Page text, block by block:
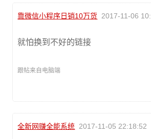
靠微信小程序日销10万货 2017-11-06
就怕换到不好的链接
跟帖来自电脑端
全新网赚全能系统 2017-11-05 22:18:52